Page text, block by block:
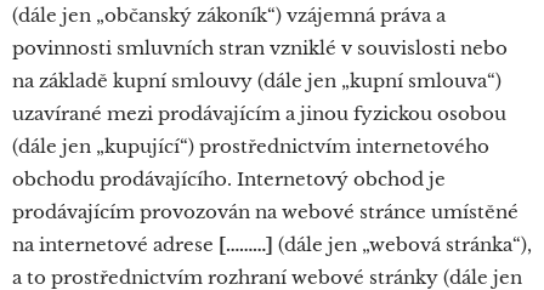
(dále jen „občanský zákoník“) vzájemná práva a
povinnosti smluvních stran vzniklé v souvislosti nebo
na základě kupní smlouvy (dále jen „kupní smlouva“)
uzavírané mezi prodávajícím a jinou fyzickou osobou
(dále jen „kupující“) prostřednictvím internetového
obchodu prodávajícího. Internetový obchod je
prodávajícím provozován na webové stránce umístěné
na internetové adrese [………] (dále jen „webová stránka“),
a to prostřednictvím rozhraní webové stránky (dále jen